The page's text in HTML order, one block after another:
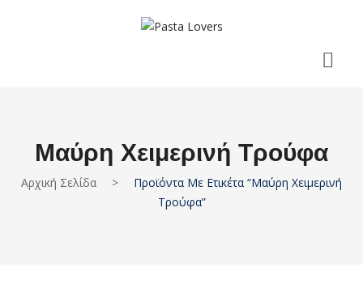
Μαύρη Χειμερινή Τρούφα
Αρχική Σελίδα >
Προϊόντα Με Ετικέτα “μαύρη Χειμερινή
Τρούφα”